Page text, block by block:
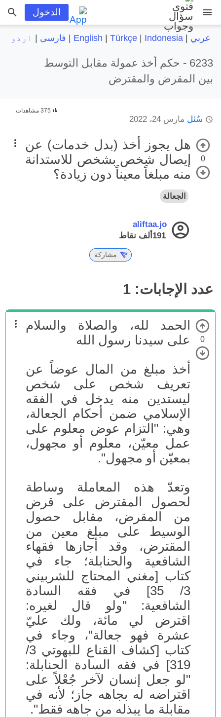
menu الدخول
عربي |
English Türkçe| Indonesia فارسی اردو
6233 -
حكم أخذ عمولة مقابل التوسط
بين المقرض والمقترض
سُئل مارس 24، 2022
375 مشاهدات
0
هل يجوز أخذ (بدل خدمات) عن
إيصال شخص بشخص للاستدانة
منه مبلغاً معيناً دون زيادة؟
الجعالة
aliftaa.jo
191ألف
نقاط
مشاركة
عدد الإجابات: 1
0
الحمد لله، والصلاة والسلام
على سيدنا رسول الله
أخذ مبلغ من المال عوضاً عن
تعريف شخص على شخص
ليستدين منه يدخل في الفقه
الإسلامي ضمن أحكام الجعالة،
وهي: "التزام عوض معلوم على
عمل معيّن، معلوم أو مجهول،
بمعيّن أو مجهول".
وتعدّ هذه المعاملة وساطة
لحصول المقترض على قرض
من المقرض، مقابل حصول
الوسيط على مبلغ معين من
المقترض، وقد أجازها فقهاء
الشافعية والحنابلة؛ جاء في
كتاب [مغني المحتاج للشربيني
3/ 35] في فقه السادة
الشافعية: "ولو قال لغيره:
اقترض لي مائة، ولك عليّ
عشرة فهو جعالة"، وجاء في
كتاب [كشاف القناع للبهوتي 3/
319] في فقه السادة الحنابلة:
"لو جعل إنسان لآخر جُعْلاً على
اقتراضه له بجاهه جاز؛ لأنه في
مقابلة ما يبذله من جاهه فقط".